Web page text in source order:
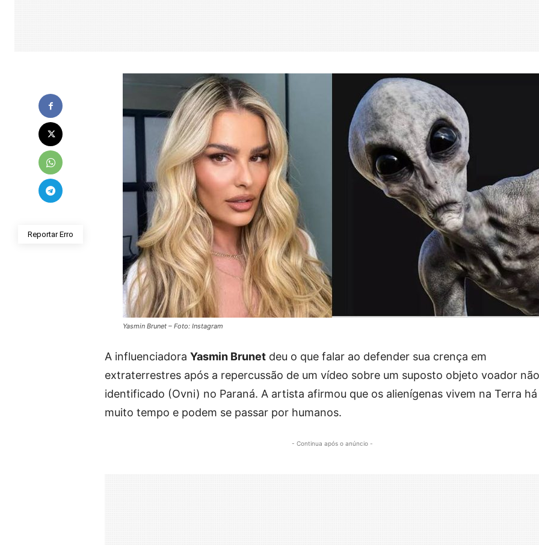
Reportar Erro
Yasmin Brunet – Foto: Instagram
A influenciadora Yasmin Brunet deu o que falar ao defender sua crença em
extraterrestres após a repercussão de um vídeo sobre um suposto objeto voador não
identificado (Ovni) no Paraná. A artista afirmou que os alienígenas vivem na Terra há
muito tempo e podem se passar por humanos.
- Continua após o anúncio -